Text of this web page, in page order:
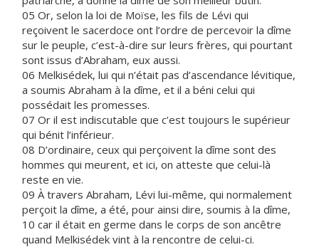
05 Or, selon la loi de Moïse, les fils de Lévi qui
reçoivent le sacerdoce ont l’ordre de percevoir la dîme
sur le peuple, c’est-à-dire sur leurs frères, qui pourtant
sont issus d’Abraham, eux aussi.
06 Melkisédek, lui qui n’était pas d’ascendance lévitique,
a soumis Abraham à la dîme, et il a béni celui qui
possédait les promesses.
07 Or il est indiscutable que c’est toujours le supérieur
qui bénit l’inférieur.
08 D’ordinaire, ceux qui perçoivent la dîme sont des
hommes qui meurent, et ici, on atteste que celui-là
reste en vie.
09 À travers Abraham, Lévi lui-même, qui normalement
perçoit la dîme, a été, pour ainsi dire, soumis à la dîme,
10 car il était en germe dans le corps de son ancêtre
quand Melkisédek vint à la rencontre de celui-ci.